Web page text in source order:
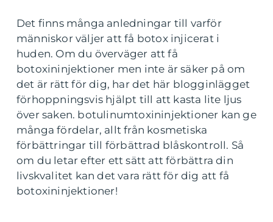
Det finns många anledningar till varför
människor väljer att få botox injicerat i
huden. Om du överväger att få
botoxininjektioner men inte är säker på om
det är rätt för dig, har det här blogginlägget
förhoppningsvis hjälpt till att kasta lite ljus
över saken. botulinumtoxininjektioner kan ge
många fördelar, allt från kosmetiska
förbättringar till förbättrad blåskontroll. Så
om du letar efter ett sätt att förbättra din
livskvalitet kan det vara rätt för dig att få
botoxininjektioner!